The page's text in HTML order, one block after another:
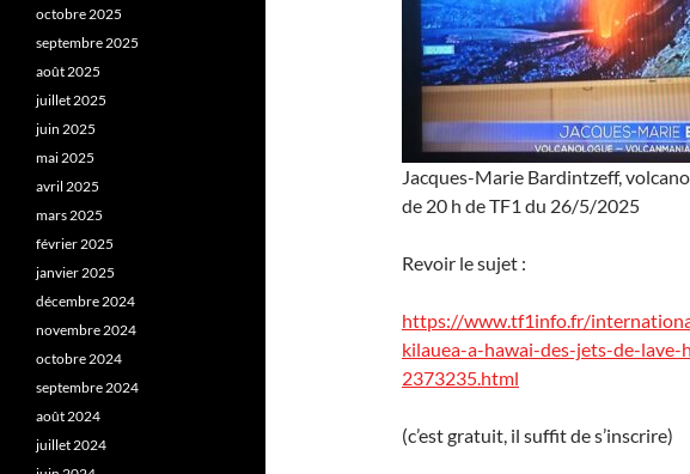
Jacques-Marie Bardintzeff,
de 20 h de TF1 du 26/5/2025
Revoir le sujet :
https://www.tf1info.fr/
kilauea-a-hawai-des-jets-de-
2373235.html
(c’est gratuit, il suffit de s’inscrire)
octobre 2025
septembre 2025
août 2025
juillet 2025
juin 2025
mai 2025
avril 2025
mars 2025
février 2025
janvier 2025
décembre 2024
novembre 2024
octobre 2024
septembre 2024
août 2024
juillet 2024